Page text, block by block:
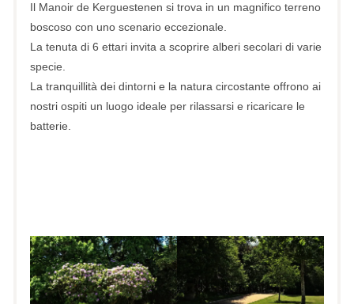
Il Manoir de Kerguestenen si trova in un magnifico terreno
boscoso con uno scenario eccezionale.
La tenuta di 6 ettari invita a scoprire alberi secolari di varie
specie.
La tranquillità dei dintorni e la natura circostante offrono ai
nostri ospiti un luogo ideale per rilassarsi e ricaricare le
batterie.